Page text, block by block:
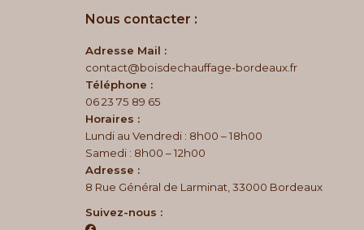
Nous contacter :
Adresse Mail :
contact@boisdechauffage-bordeaux.fr
Téléphone :
06 23 75 89 65
Horaires :
Lundi au Vendredi : 8h00 – 18h00
Samedi : 8h00 – 12h00
Adresse :
8 Rue Général de Larminat, 33000 Bordeaux
Suivez-nous :